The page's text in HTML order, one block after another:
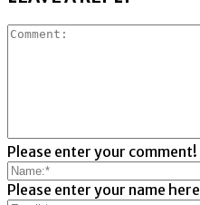
Please enter your comment!
Please enter your name here